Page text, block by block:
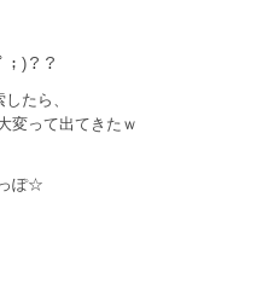
)？？
たら、
変って出てきたｗ
ぽ☆